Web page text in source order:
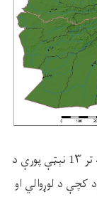
1۳ نېټې پورې د
کچې د لوړوالي او